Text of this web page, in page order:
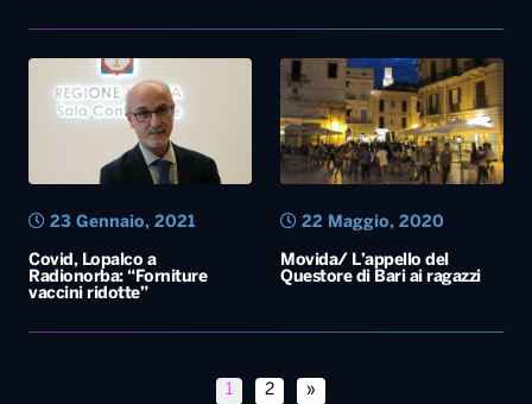
Covid, Lopalco a
Radionorba: “Forniture
vaccini ridotte”
23 Gennaio, 2021
Movida/ L’appello del
Questore di Bari ai ragazzi
22 Maggio, 2020
1 2 »